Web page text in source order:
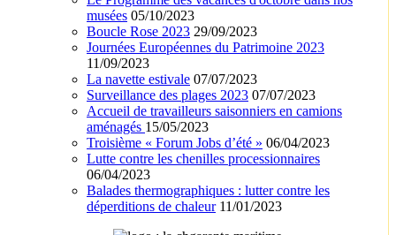
musées 05/10/2023
Boucle Rose 2023 29/09/2023
Journées Européennes du Patrimoine 2023
11/09/2023
La navette estivale 07/07/2023
Surveillance des plages 2023 07/07/2023
Accueil de travailleurs saisonniers en camions
aménagés 15/05/2023
Troisième « Forum Jobs d’été » 06/04/2023
Lutte contre les chenilles processionnaires
06/04/2023
Balades thermographiques : lutter contre les
déperditions de chaleur 11/01/2023